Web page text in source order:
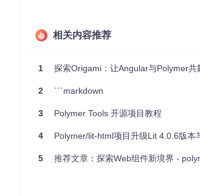
项目技术分析
Polymer 1.0: 使用轻量级的Web组件技术
Firebase: 基于云的数据存储，提供了实
Material Design: 贴合Google的设计规范
Gulp build: 利用Gulp自动化工具链进行
相关内容推荐
1 探索Origami：让Angular与Polymer共
2 ```markdown
3 Polymer Tools 开源项目教程
4 Polymer/lit-html项目升级Lit 4.0.6版本与
5 推荐文章：探索Web组件新境界 -